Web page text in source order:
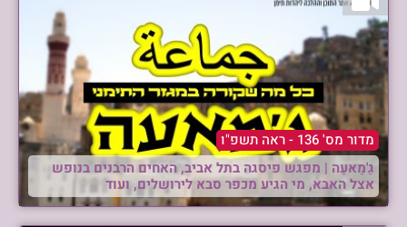
מדור מס' 136 - ראה תשפ"ו
גַ'מַאעַה | מפגש פיסגה בתל אביב, האחים הרבנים בנופש
אצל האבא, מי הגיע מכפר סבא לירושלים, ועוד